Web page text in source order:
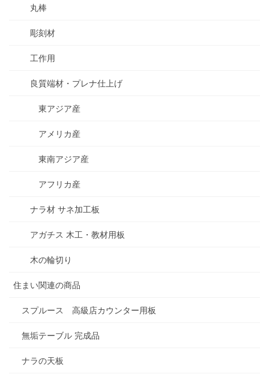
丸棒
彫刻材
工作用
良質端材・プレナ仕上げ
東アジア産
アメリカ産
東南アジア産
アフリカ産
ナラ材 サネ加工板
アガチス 木工・教材用板
木の輪切り
住まい関連の商品
スプルース 高級店カウンター用板
無垢テーブル 完成品
ナラの天板